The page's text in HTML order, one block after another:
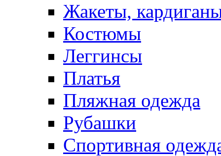
Жакеты,
Костюмы
Леггинсы
Платья
Пляжная одежда
Рубашки
Спортивная